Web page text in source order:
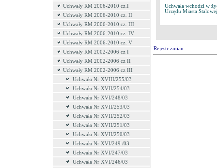
Uchwały RM 2006-2010 cz.I
Uchwały RM 2006-2010 cz. II
Uchwały RM 2006-2010 cz. III
Uchwały RM 2006-2010 cz. IV
Uchwały RM 2006-2010 cz. V
Uchwały RM 2002-2006 cz I
Uchwały RM 2002-2006 cz II
Uchwały RM 2002-2006 cz III
Uchwała Nr XVIII/255/03
Uchwała Nr XVII/254/03
Uchwała Nr XVI/248/03
Uchwała Nr XVII/253/03
Uchwała Nr XVII/252/03
Uchwała Nr XVII/251/03
Uchwała Nr XVII/250/03
Uchwała Nr XVI/249 /03
Uchwała Nr XVI/247/03
Uchwała Nr XVI/246/03
Uchwała wchodzi w
Urzędu Miasta
Rejestr zmian